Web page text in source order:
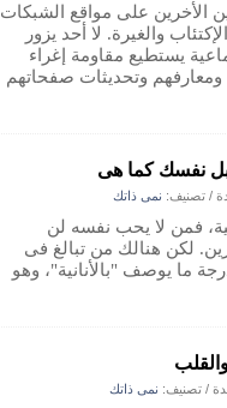
الأخرين على مواقع الشبكات
والغيرة. لا أحد يزور
يستطيع مقاومة إغراء
وتحديثات صفحاتهم
نفسك كما هى
/ تصنيف: نمى ذاتك
فمن لا يحب نفسه لن
لكن هنالك من تبالغ فى
ما يوصف "بالأنانية"، وهو
/ تصنيف: نمى ذاتك